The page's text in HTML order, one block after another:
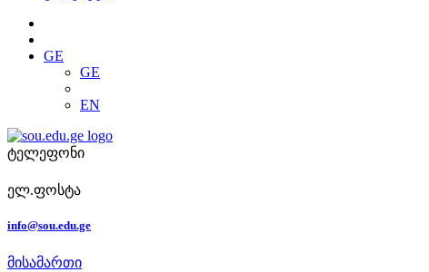
GE
GE
EN
ტელეფონი
ელ.ფოსტა
info@sou.edu.ge
მისამართი